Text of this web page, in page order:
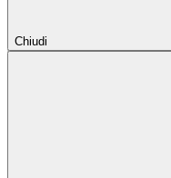
Chiudi